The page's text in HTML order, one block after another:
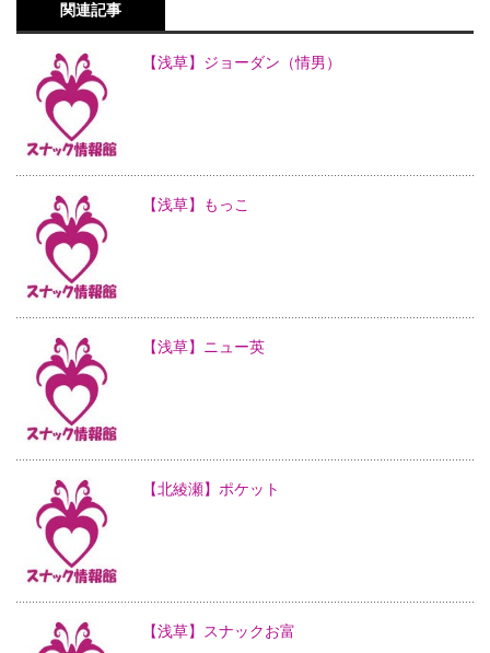
関連記事
【浅草】ジョーダン（情男）
【浅草】もっこ
【浅草】ニュー英
【北綾瀬】ポケット
【浅草】スナックお富